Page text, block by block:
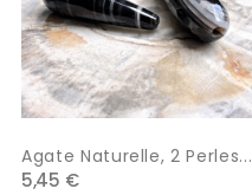
Agate Naturelle, 2 Perles...
5,45 €